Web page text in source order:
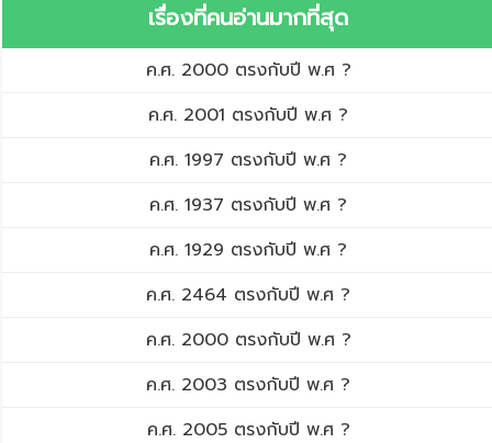
เรื่องที่คนอ่านมากที่สุด
ค.ศ. 2000 ตรงกับปี พ.ศ ?
ค.ศ. 2001 ตรงกับปี พ.ศ ?
ค.ศ. 1997 ตรงกับปี พ.ศ ?
ค.ศ. 1937 ตรงกับปี พ.ศ ?
ค.ศ. 1929 ตรงกับปี พ.ศ ?
ค.ศ. 2464 ตรงกับปี พ.ศ ?
ค.ศ. 2000 ตรงกับปี พ.ศ ?
ค.ศ. 2003 ตรงกับปี พ.ศ ?
ค.ศ. 2005 ตรงกับปี พ.ศ ?